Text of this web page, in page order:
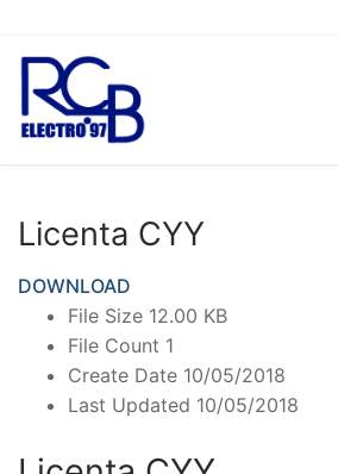
Sari
conținut
Licenta CYY
DOWNLOAD
File Size 12.00 KB
File Count 1
Create Date 10/05/2018
Last Updated 10/05/2018